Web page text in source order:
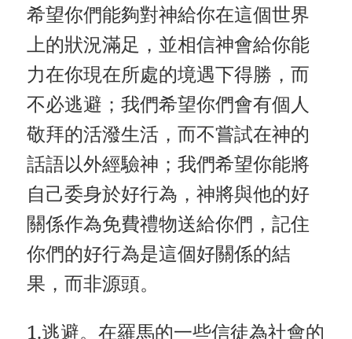
希望你們能夠對神給你在這個世界
上的狀況滿足，並相信神會給你能
力在你現在所處的境遇下得勝，而
不必逃避；我們希望你們會有個人
敬拜的活潑生活，而不嘗試在神的
話語以外經驗神；我們希望你能將
自己委身於好行為，神將與他的好
關係作為免費禮物送給你們，記住
你們的好行為是這個好關係的結
果，而非源頭。
1.逃避。在羅馬的一些信徒為社會的